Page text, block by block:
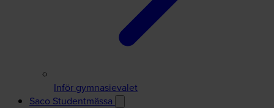
Inför gymnasievalet
Saco Studentmässa